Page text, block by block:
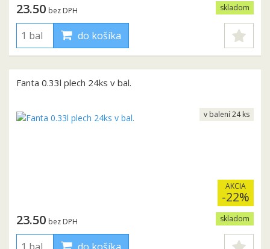
skladom
23.50 bez DPH
do košíka
Fanta 0.33l plech 24ks v bal.
AKCIA
-22%
skladom
23.50 bez DPH
v balení 24 ks